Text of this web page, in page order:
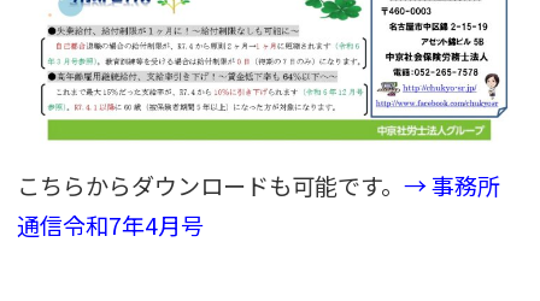
こちらからダウンロードも可能です。→ 事務所
通信令和7年4月号